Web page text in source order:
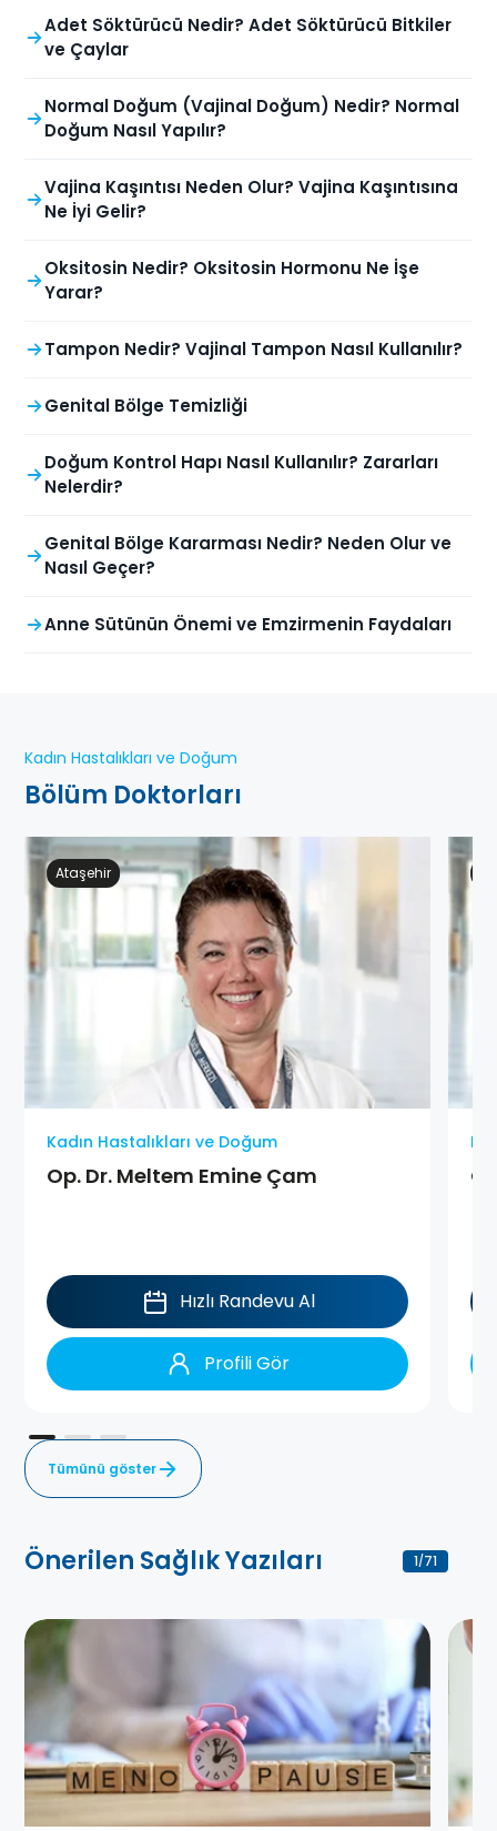
Adet Söktürücü Nedir? Adet Söktürücü Bitkiler
ve Çaylar
Normal Doğum (Vajinal Doğum) Nedir? Normal
Doğum Nasıl Yapılır?
Vajina Kaşıntısı Neden Olur? Vajina Kaşıntısına
Ne İyi Gelir?
Oksitosin Nedir? Oksitosin Hormonu Ne İşe
Yarar?
Tampon Nedir? Vajinal Tampon Nasıl Kullanılır?
Genital Bölge Temizliği
Doğum Kontrol Hapı Nasıl Kullanılır? Zararları
Nelerdir?
Genital Bölge Kararması Nedir? Neden Olur ve
Nasıl Geçer?
Anne Sütünün Önemi ve Emzirmenin Faydaları
Kadın Hastalıkları ve Doğum
Bölüm Doktorları
Ataşehir
Kadın Hastalıkları ve Doğum
Op. Dr. Meltem Emine Çam
Hızlı Randevu Al
Profili Gör
Tümünü göster
Önerilen Sağlık Yazıları 1/71